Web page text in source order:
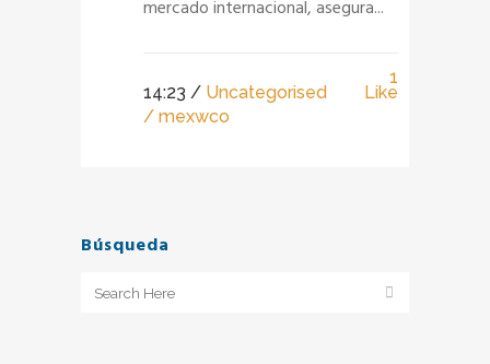
mercado internacional, asegura...
14:23 / Uncategorised
/ mexwco
1
Like
Búsqueda